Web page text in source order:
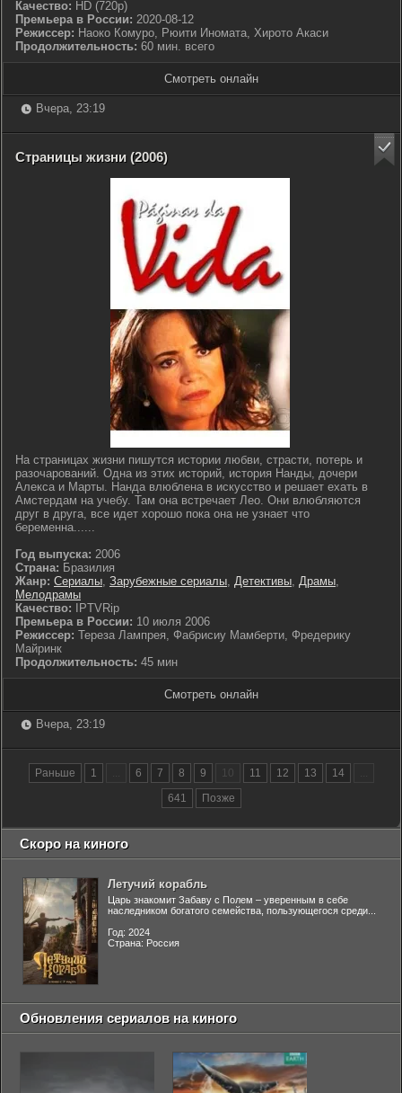
Качество: HD (720p)
Премьера в России: 2020-08-12
Режиссер: Наоко Комуро, Рюити Иномата, Хирото Акаси
Продолжительность: 60 мин. всего
Смотреть онлайн
Вчера, 23:19
Страницы жизни (2006)
На страницах жизни пишутся истории любви, страсти, потерь и
разочарований. Одна из этих историй, история Нанды, дочери
Алекса и Марты. Нанда влюблена в искусство и решает ехать в
Амстердам на учебу. Там она встречает Лео. Они влюбляются
друг в друга, все идет хорошо пока она не узнает что
беременна......
Год выпуска: 2006
Страна: Бразилия
Жанр: Сериалы, Зарубежные сериалы, Детективы, Драмы,
Мелодрамы
Качество: IPTVRip
Премьера в России: 10 июля 2006
Режиссер: Тереза Лампрея, Фабрисиу Мамберти, Фредерику
Майринк
Продолжительность: 45 мин
Смотреть онлайн
Вчера, 23:19
Раньше 1 ... 6 7 8 9 10 11 12 13 14
...
641
Позже
Скоро на киного
Летучий корабль
Царь знакомит Забаву с Полем – уверенным в себе
наследником богатого семейства, пользующегося среди...
Год: 2024
Страна: Россия
Обновления сериалов на киного